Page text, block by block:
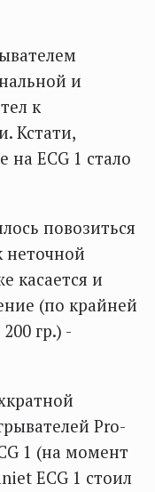
и
к
Кстати,
на ECG 1 стало
повозиться
неточной
касается и
(по крайней
гр.) -
Pro-
1 (на момент
ECG 1 стоил